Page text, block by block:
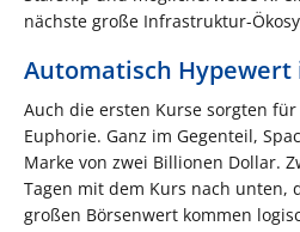
nächste große Infrastruktur-
Automatisch Hypewert
Auch die ersten Kurse sorgten
Euphorie. Ganz im Gegenteil,
Marke von zwei Billionen Dollar.
Tagen mit dem Kurs nach unten,
großen Börsenwert kommen